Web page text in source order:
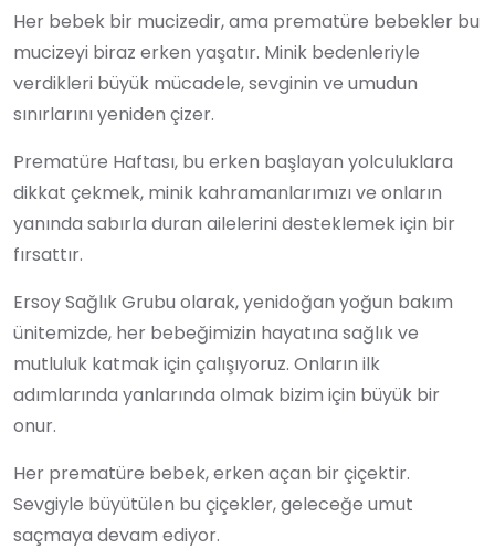
Her bebek bir mucizedir, ama prematüre bebekler bu
mucizeyi biraz erken yaşatır. Minik bedenleriyle
verdikleri büyük mücadele, sevginin ve umudun
sınırlarını yeniden çizer.
Prematüre Haftası, bu erken başlayan yolculuklara
dikkat çekmek, minik kahramanlarımızı ve onların
yanında sabırla duran ailelerini desteklemek için bir
fırsattır.
Ersoy Sağlık Grubu olarak, yenidoğan yoğun bakım
ünitemizde, her bebeğimizin hayatına sağlık ve
mutluluk katmak için çalışıyoruz. Onların ilk
adımlarında yanlarında olmak bizim için büyük bir
onur.
Her prematüre bebek, erken açan bir çiçektir.
Sevgiyle büyütülen bu çiçekler, geleceğe umut
saçmaya devam ediyor.